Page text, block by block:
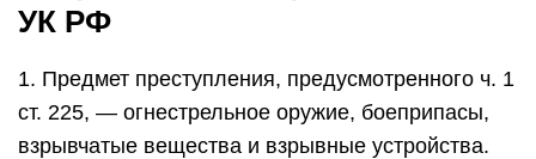
УК РФ
1. Предмет преступления, предусмотренного ч. 1
ст. 225, — огнестрельное оружие, боеприпасы,
взрывчатые вещества и взрывные устройства.